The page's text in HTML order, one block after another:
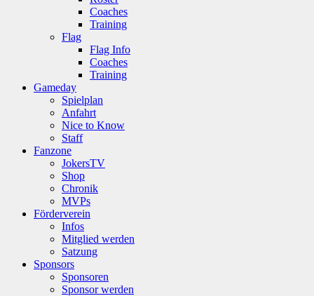
Coaches
Training
Flag
Flag Info
Coaches
Training
Gameday
Spielplan
Anfahrt
Nice to Know
Staff
Fanzone
JokersTV
Shop
Chronik
MVPs
Förderverein
Infos
Mitglied werden
Satzung
Sponsors
Sponsoren
Sponsor werden